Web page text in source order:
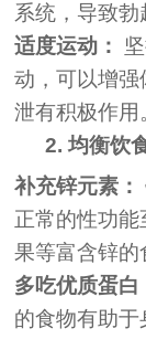
系统，导致勃
适度运动：
动，可以增
泄有积极作用
2. 均衡饮
补充锌元素：
正常的性功
果等富含锌的
多吃优质蛋白
的食物有助于